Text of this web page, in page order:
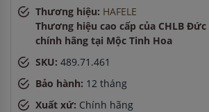
giờ Thương hiệu: HAFELE
Thương hiệu cao cấp của CHLB
chính hãng tại Mộc Tinh Hoa
SKU: 489.71.461
Bảo hành: 12 tháng
Xuất xứ: Chính hãng